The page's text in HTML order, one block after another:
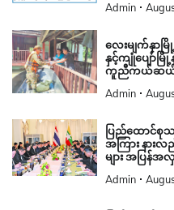
Admin
လေးမျက်နှာ
နှင့်ကျုံပျော်မ
ကူညီကယ်ဆယ်ရ
Admin
ပြည်ထောင်စုသ
အကြား နားလ
များ အပြ
Admin